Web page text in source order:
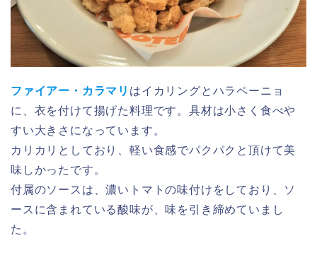
ファイアー・カラマリ はイカリングとハラペーニョ
に、衣を付けて揚げた料理です。具材は小さく食べや
すい大きさになっています。
カリカリとしており、軽い食感でパクパクと頂けて美
味しかったです。
付属のソースは、濃いトマトの味付けをしており、ソ
ースに含まれている酸味が、味を引き締めていまし
た。